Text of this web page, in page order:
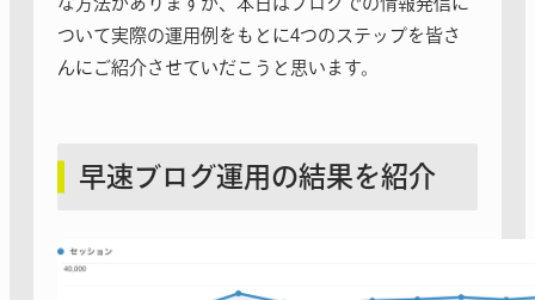
ついて実際の運用例をもとに4つのステップを皆さ
んにご紹介させていだこうと思います。
早速ブログ運用の結果を紹介